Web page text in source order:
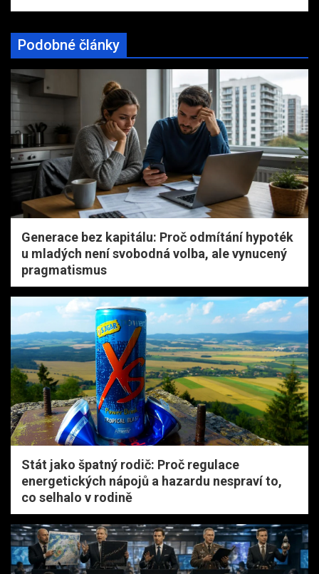
Podobné články
Generace bez kapitálu: Proč odmítání hypoték
u mladých není svobodná volba, ale vynucený
pragmatismus
Stát jako špatný rodič: Proč regulace
energetických nápojů a hazardu nespraví to,
co selhalo v rodině